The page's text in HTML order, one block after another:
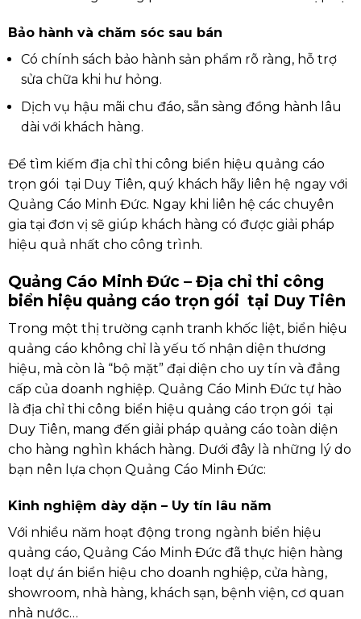
Bảo hành và chăm sóc sau bán
Có chính sách bảo hành sản phẩm rõ ràng, hỗ trợ
sửa chữa khi hư hỏng.
Dịch vụ hậu mãi chu đáo, sẵn sàng đồng hành lâu
dài với khách hàng.
Để tìm kiếm địa chỉ thi công biển hiệu quảng cáo
trọn gói tại Duy Tiên, quý khách hãy liên hệ ngay với
Quảng Cáo Minh Đức. Ngay khi liên hệ các chuyên
gia tại đơn vị sẽ giúp khách hàng có được giải pháp
hiệu quả nhất cho công trình.
Quảng Cáo Minh Đức – Địa chỉ thi công
biển hiệu quảng cáo trọn gói tại Duy Tiên
Trong một thị trường cạnh tranh khốc liệt, biển hiệu
quảng cáo không chỉ là yếu tố nhận diện thương
hiệu, mà còn là “bộ mặt” đại diện cho uy tín và đẳng
cấp của doanh nghiệp. Quảng Cáo Minh Đức tự hào
là địa chỉ thi công biển hiệu quảng cáo trọn gói tại
Duy Tiên, mang đến giải pháp quảng cáo toàn diện
cho hàng nghìn khách hàng. Dưới đây là những lý do
bạn nên lựa chọn Quảng Cáo Minh Đức:
Kinh nghiệm dày dặn – Uy tín lâu năm
Với nhiều năm hoạt động trong ngành biển hiệu
quảng cáo, Quảng Cáo Minh Đức đã thực hiện hàng
loạt dự án biển hiệu cho doanh nghiệp, cửa hàng,
showroom, nhà hàng, khách sạn, bệnh viện, cơ quan
nhà nước…